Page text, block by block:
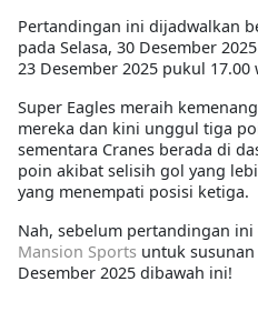
Pertandingan ini dijadwalkan
pada Selasa, 30 Desember
23 Desember 2025 pukul 17.00
Super Eagles meraih
mereka dan kini unggul tiga
sementara Cranes berada di
poin akibat selisih gol yang
yang menempati posisi ketiga.
Nah, sebelum pertandingan
Mansion Sports untuk
Desember 2025 dibawah ini!